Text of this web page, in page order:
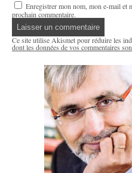
Enregistrer mon nom, mon e-mail et
prochain commentaire.
Ce site utilise Akismet pour réduire les
dont les données de vos commentaires